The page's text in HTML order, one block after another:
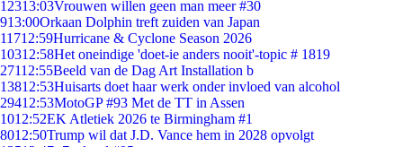
12313:03Vrouwen willen geen man meer #30
913:00Orkaan Dolphin treft zuiden van Japan
11712:59Hurricane & Cyclone Season 2026
10312:58Het oneindige 'doet-ie anders nooit'-topic # 1819
27112:55Beeld van de Dag Art Installation b
13812:53Huisarts doet haar werk onder invloed van alcohol
29412:53MotoGP #93 Met de TT in Assen
1012:52EK Atletiek 2026 te Birmingham #1
8012:50Trump wil dat J.D. Vance hem in 2028 opvolgt